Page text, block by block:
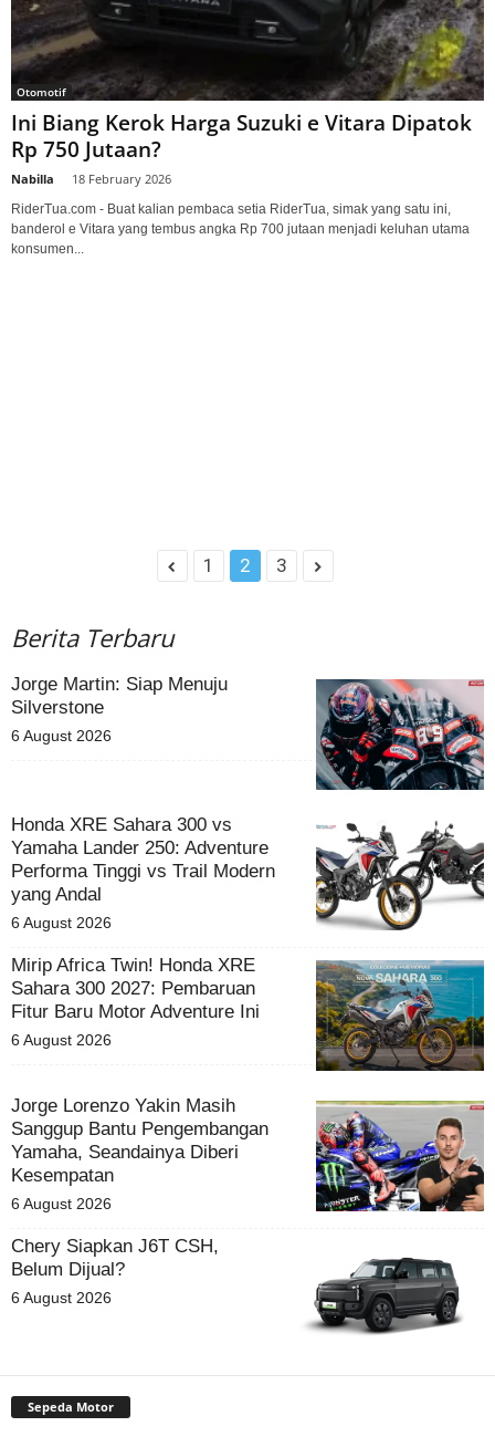
Otomotif
Ini Biang Kerok Harga Suzuki e Vitara Dipatok
Rp 750 Jutaan?
Nabilla 18 February 2026
RiderTua.com - Buat kalian pembaca setia RiderTua, simak yang satu ini,
banderol e Vitara yang tembus angka Rp 700 jutaan menjadi keluhan utama
konsumen...
1 2 3
Berita Terbaru
Jorge Martin: Siap Menuju
Silverstone
6 August 2026
Honda XRE Sahara 300 vs
Yamaha Lander 250: Adventure
Performa Tinggi vs Trail Modern
yang Andal
6 August 2026
Mirip Africa Twin! Honda XRE
Sahara 300 2027: Pembaruan
Fitur Baru Motor Adventure Ini
6 August 2026
Jorge Lorenzo Yakin Masih
Sanggup Bantu Pengembangan
Yamaha, Seandainya Diberi
Kesempatan
6 August 2026
Chery Siapkan J6T CSH,
Belum Dijual?
6 August 2026
Sepeda Motor